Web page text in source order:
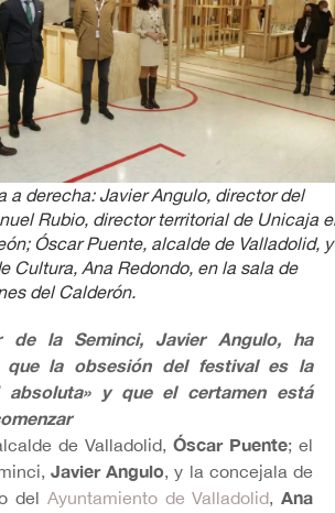
a derecha: Javier Angulo, director del
Rubio, director territorial de Unicaja
Óscar Puente, alcalde de Valladolid,
Cultura, Ana Redondo, en la sala de
del Calderón.
de la Seminci, Javier Angulo, ha
que la obsesión del festival es la
absoluta» y que el certamen está
de Valladolid, Óscar Puente; el
Javier Angulo, y la concejala de
del Ayuntamiento de Valladolid,Ana